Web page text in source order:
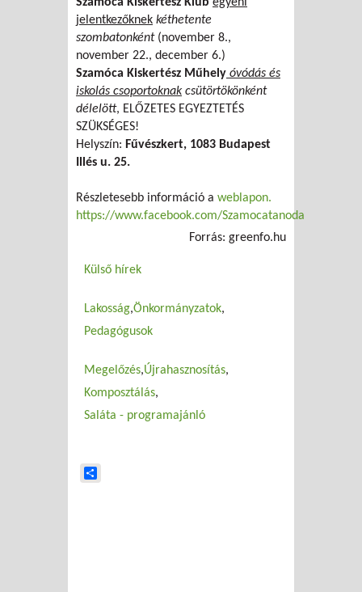
jelentkezőknek kéthetente
szombatonként(november 8.,
november 22., december 6.)
Szamóca Kiskertész Műhely óvódás és
iskolás csoportoknak csütörtökönként
délelött, ELŐZETES EGYEZTETÉS
SZÜKSÉGES!
Helyszín: Fűvészkert, 1083 Budapest
Illés u. 25.
Részletesebb információ a weblapon.
https://www.facebook.com/Szamocatanoda
Forrás: greenfo.hu
Külső hírek
Lakosság Önkormányzatok
Pedagógusok
Megelőzés Újrahasznosítás
Komposztálás
Saláta - programajánló